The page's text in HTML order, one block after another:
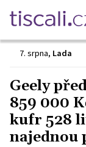
7. srpna, Lada
Geely
859 000
kufr 528
najednou